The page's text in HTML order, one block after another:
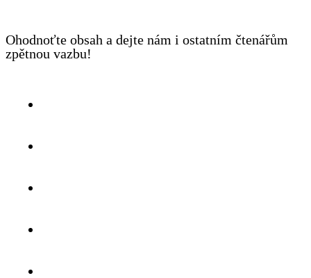
Ohodnoťte obsah a dejte nám i ostatním čtenářům
zpětnou vazbu!